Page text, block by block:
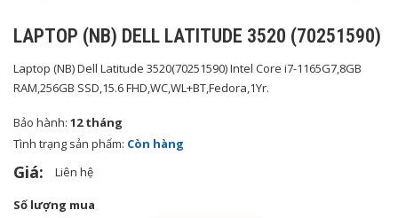
LAPTOP (NB) DELL LATITUDE 3520 (70251590)
Laptop (NB) Dell Latitude 3520(70251590) Intel Core i7-1165G7,8GB
RAM,256GB SSD,15.6 FHD,WC,WL+BT,Fedora,1Yr.
Bảo hành: 12 tháng
Tình trạng sản phẩm: Còn hàng
Giá: Liên hệ
Số lượng mua